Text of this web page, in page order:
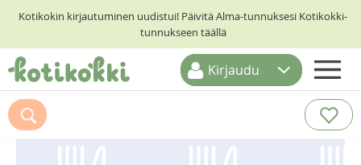
Kotikokin kirjautuminen uudistui! Päivitä Alma-tunnuksesi Kotikokki-
tunnukseen täällä
ETUSIVU
RESEPTIHAKU
Kirjaudu
Suosittelemme myös